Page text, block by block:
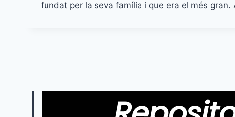
fundat per la seva família i que era el més gran.